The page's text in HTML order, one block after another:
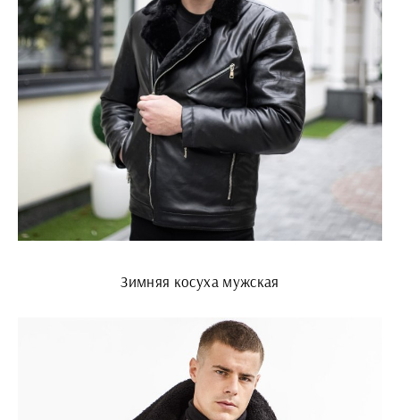
Зимняя косуха мужская